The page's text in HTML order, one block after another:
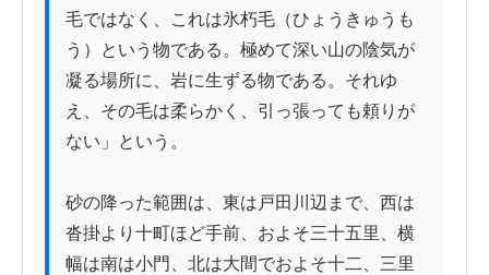
毛ではなく、これは氷朽毛（ひょうきゅうも
う）という物である。極めて深い山の陰気が
凝る場所に、岩に生ずる物である。それゆ
え、その毛は柔らかく、引っ張っても頼りが
ない」という。
砂の降った範囲は、東は戸田川辺まで、西は
沓掛より十町ほど手前、およそ三十五里、横
幅は南は小門、北は大間でおよそ十二、三里